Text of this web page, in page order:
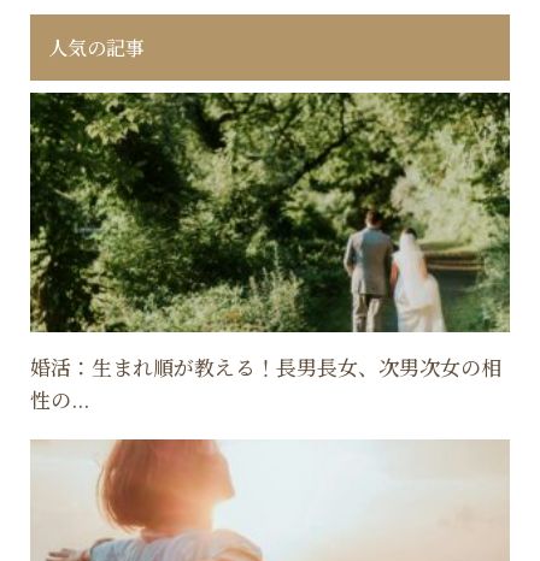
人気の記事
婚活：生まれ順が教える！長男長女、次男次女の相
性の...